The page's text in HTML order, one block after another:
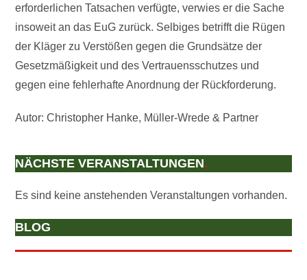
erforderlichen Tatsachen verfügte, verwies er die Sache
insoweit an das EuG zurück. Selbiges betrifft die Rügen
der Kläger zu Verstößen gegen die Grundsätze der
Gesetzmäßigkeit und des Vertrauensschutzes und
gegen eine fehlerhafte Anordnung der Rückforderung.
Autor: Christopher Hanke, Müller-Wrede & Partner
NÄCHSTE VERANSTALTUNGEN.
Es sind keine anstehenden Veranstaltungen vorhanden.
BLOG